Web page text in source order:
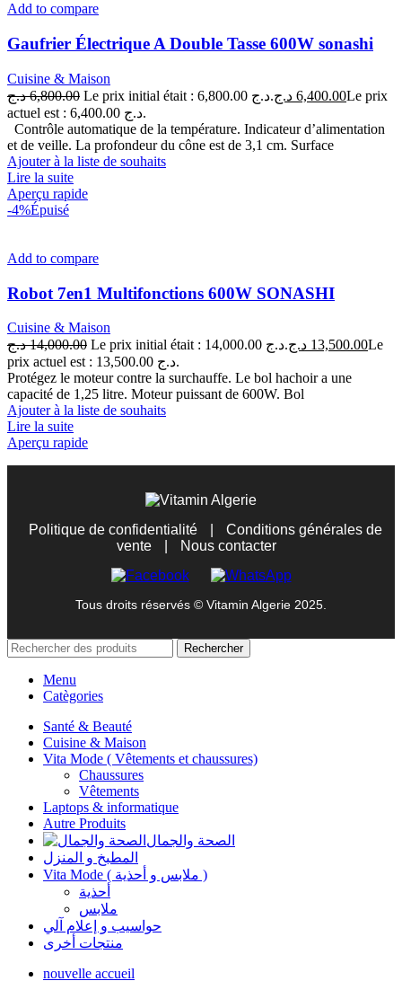
Add to compare
Gaufrier Électrique A Double Tasse 600W sonashi
Cuisine & Maison
6,800.00 د.ج Le prix initial était : 6,800.00 د.ج. 6,400.00 د.ج
Le prix
actuel est : 6,400.00 د.ج.
Contrôle automatique de la température. Indicateur d’alimentation
et de veille. La profondeur du cône est de 3,1 cm. Surface
Ajouter à la liste de souhaits
Lire la suite
Aperçu rapide
-4%Épuisé
Add to compare
Robot 7en1 Multifonctions 600W SONASHI
Cuisine & Maison
14,000.00 د.ج Le prix initial était : 14,000.00 د.ج. 13,500.00 د.ج
Le
prix actuel est : 13,500.00 د.ج.
Protégez le moteur contre la surchauffe. Le bol hachoir a une
capacité de 1,25 litre. Moteur puissant de 600W. Bol
Ajouter à la liste de souhaits
Lire la suite
Aperçu rapide
Politique de confidentialité
Conditions générales de
vente
Nous contacter
Tous droits réservés © Vitamin Algerie 2025.
Rechercher
Menu
Catègories
Santé & Beauté
Cuisine & Maison
Vita Mode ( Vêtements et chaussures)
Chaussures
Vêtements
Laptops & informatique
Autre Produits
الصحة والجمال
المطبخ و المنزل
Vita Mode ( ملابس و أحذية )
أحذية
ملابس
حواسيب و إعلام آلي
منتجات أخرى
nouvelle accueil